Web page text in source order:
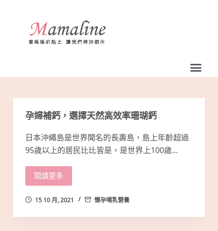
容
孕婦補鈣，選擇天然高效率珊瑚鈣
日本沖繩島是世界聞名的長壽島，島上年齡超過
95歲以上的居民比比皆是，是世界上100歲…
閱讀更多
15 10 月, 2021 懷孕哺乳營養